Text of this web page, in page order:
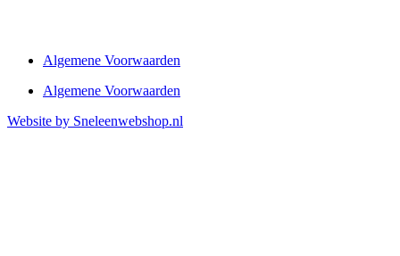
Algemene Voorwaarden
Algemene Voorwaarden
Website by Sneleenwebshop.nl